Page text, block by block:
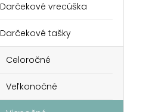
Darčekové vrecúška
Darčekové tašky
Celoročné
Veľkonočné